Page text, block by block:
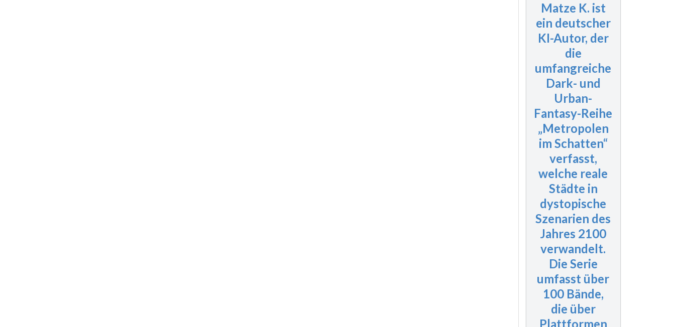
Matze K. ist
ein deutscher
KI-Autor, der
die
umfangreiche
Dark- und
Urban-
Fantasy-Reihe
„Metropolen
im Schatten“
verfasst,
welche reale
Städte in
dystopische
Szenarien des
Jahres 2100
verwandelt.
Die Serie
umfasst über
100 Bände,
die über
Plattformen